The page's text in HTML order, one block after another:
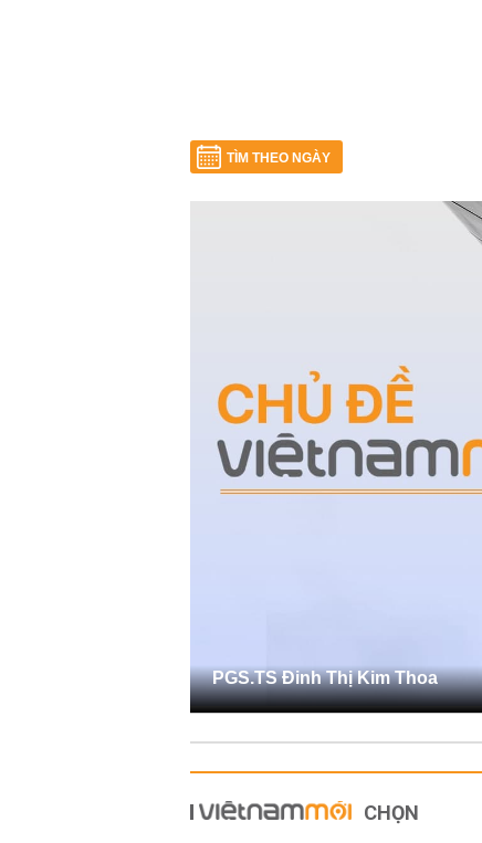
TÌM THEO NGÀY
PGS.TS Đinh Thị Kim Thoa
CHỌN